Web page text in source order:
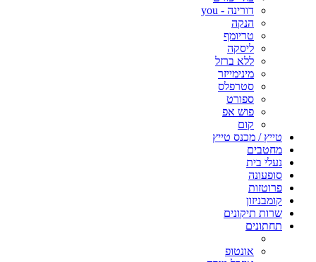
דורינה - you
הנקה
טריומף
ליסקה
ללא ברזל
מינימייזר
סטרפלס
ספורט
פוש אפ
קום
טייץ / מכנס טייץ
מחטבים
נעלי בית
סופעונה
פרוטזות
קומבניזון
שרות תיקונים
תחתונים
אונטופ